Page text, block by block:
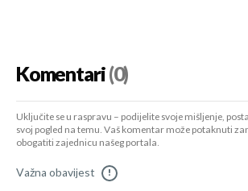
Komentari(0)
Uključite se u raspravu – podijelite svoje mišljenje,
svoj pogled na temu. Vaš komentar može potaknuti
obogatiti zajednicu našeg portala.
Važna obavijest !